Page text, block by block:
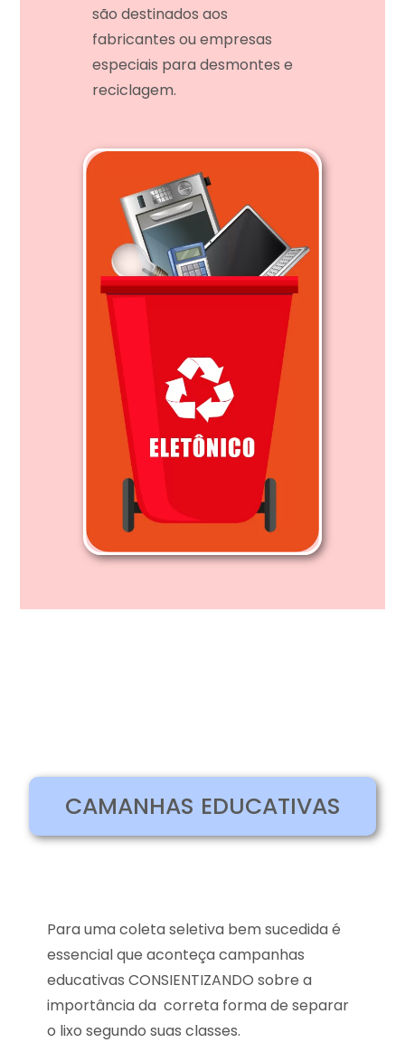
são destinados aos
fabricantes ou empresas
especiais para desmontes e
reciclagem.
CAMANHAS EDUCATIVAS
Para uma coleta seletiva bem sucedida é
essencial que aconteça campanhas
educativas CONSIENTIZANDO sobre a
importância da correta forma de separar
o lixo segundo suas classes.